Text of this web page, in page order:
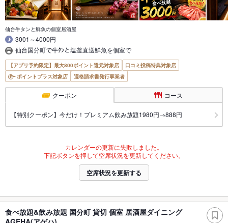
仙台牛タンと鮮魚の個室居酒屋
3001～4000円
仙台国分町で牛ﾀﾝと塩釜直送鮮魚を個室で
【アプリ予約限定】最大800ポイント還元対象店
口コミ投稿特典対象店
ポイントプラス対象店
適格請求書発行事業者
クーポン コース
【特別クーポン】今だけ！プレミアム飲み放題1980円→888円
カレンダーの更新に失敗しました。
下記ボタンを押して空席状況を更新してください。
空席状況を更新する
食べ放題&飲み放題 国分町 貸切 個室 居酒屋ダイニング